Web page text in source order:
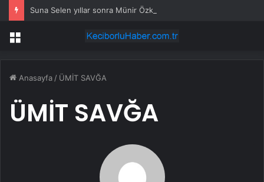
Menü
Anasayfa / ÜMİT SAVĞA
ÜMİT SAVĞA